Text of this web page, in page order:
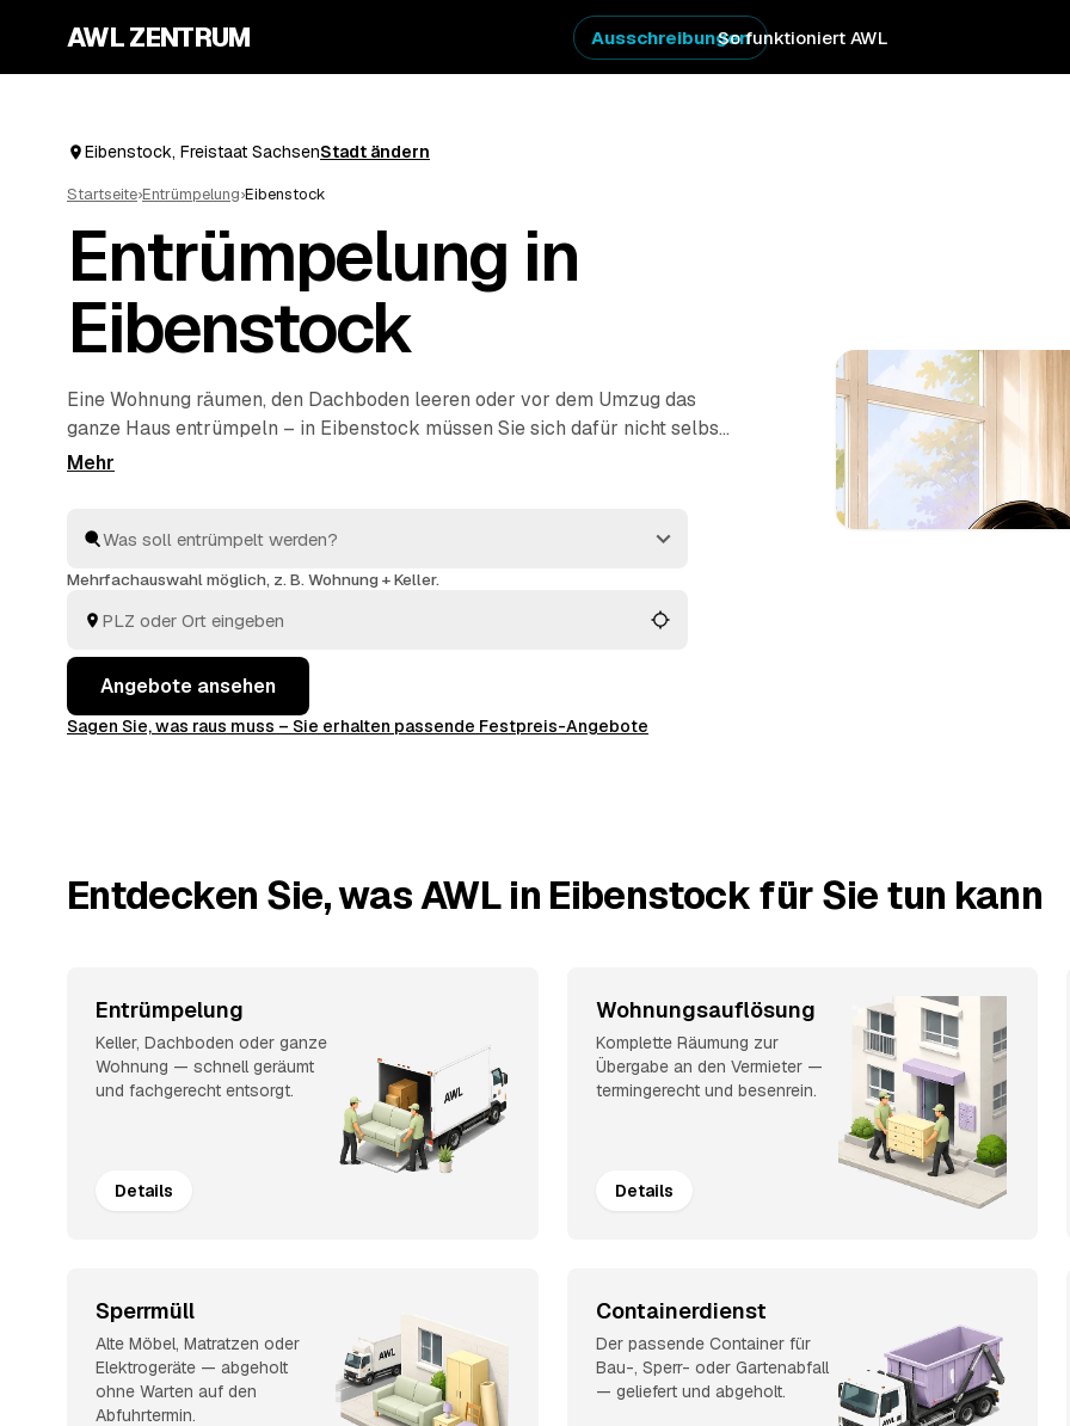
AWL ZENTRUM So funktioniert AWL
Ausschreibungen
Eibenstock, Freistaat SachsenStadt ändern
Startseite›Entrümpelung›Eibenstock
Entrümpelung in
Eibenstock
Eine Wohnung räumen, den Dachboden leeren oder vor dem Umzug das
ganze Haus entrümpeln – in Eibenstock müssen Sie sich dafür nicht selbst
auf die Suche nach einem Betrieb machen. Über AWL stellen Sie eine
Haushaltsauflösung: Sie vergleichen, wählen aus und alles wird fachgerecht
entsorgt.
Mehrfachauswahl möglich, z. B. Wohnung + Keller.
Angebote ansehen
Sagen Sie, was raus muss – Sie erhalten passende Festpreis-Angebote
Entdecken Sie, was AWL in Eibenstock für Sie tun kann
Entrümpelung
Keller, Dachboden oder ganze
Wohnung — schnell geräumt
und fachgerecht entsorgt.
Details
Wohnungsauflösung
Komplette Räumung zur
Übergabe an den Vermieter —
termingerecht und besenrein.
Details
Sperrmüll
Alte Möbel, Matratzen oder
Elektrogeräte — abgeholt
ohne Warten auf den
Abfuhrtermin.
Containerdienst
Der passende Container für
Bau-, Sperr- oder Gartenabfall
— geliefert und abgeholt.